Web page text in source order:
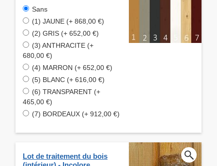
Sans
(1) JAUNE (+ 868,00 €)
(2) GRIS (+ 652,00 €)
(3) ANTHRACITE (+
680,00 €)
(4) MARRON (+ 652,00 €)
(5) BLANC (+ 616,00 €)
(6) TRANSPARENT (+
465,00 €)
(7) BORDEAUX (+ 912,00 €)
Lot de traitement du bois